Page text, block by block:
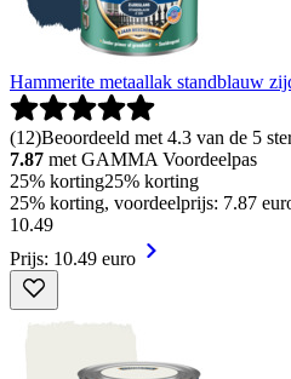
Hammerite metaallak standblauw
(12)Beoordeeld met 4.3 van de 5
7.87 met GAMMA Voordeelpas
25% korting25% korting
25% korting, voordeelprijs: 7.87
10.49
Prijs: 10.49 euro